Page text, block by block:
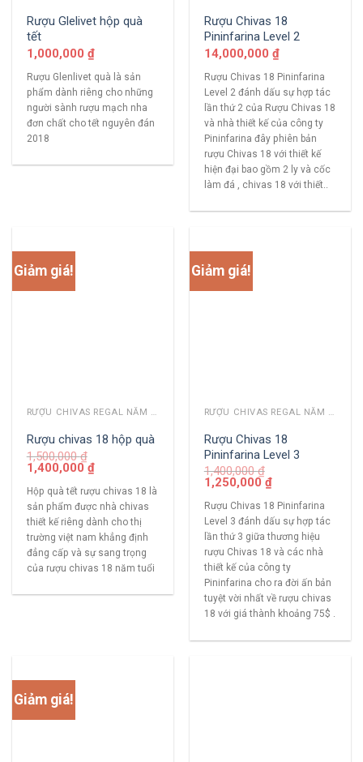
Rượu Glelivet hộp quà
tết
1,000,000 ₫
Rượu Glenlivet quà là sản
phẩm dành riêng cho những
người sành rượu mạch nha
đơn chất cho tết nguyên đán
2018
Rượu Chivas 18
Pininfarina Level 2
14,000,000 ₫
Rượu Chivas 18 Pininfarina
Level 2 đánh dấu sự hợp tác
lần thứ 2 của Rượu Chivas 18
và nhà thiết kế của công ty
Pininfarina đây phiên bản
rượu Chivas 18 với thiết kế
hiện đại bao gồm 2 ly và cốc
làm đá , chivas 18 với thiết..
Giảm giá!
RƯỢU CHIVAS REGAL NĂM CŨ
Rượu chivas 18 hộp quà
1,500,000₫
1,400,000₫
Hộp quà tết rượu chivas 18 là
sản phẩm được nhà chivas
thiết kế riêng dành cho thị
trường việt nam khẳng định
đẳng cấp và sự sang trọng
của rượu chivas 18 năm tuổi
Giảm giá!
RƯỢU CHIVAS REGAL NĂM CŨ
Rượu Chivas 18
Pininfarina Level 3
1,400,000₫
1,250,000₫
Rượu Chivas 18 Pininfarina
Level 3 đánh dấu sự hợp tác
lần thứ 3 giữa thương hiệu
rượu Chivas 18 và các nhà
thiết kế của công ty
Pininfarina cho ra đời ấn bản
tuyệt vời nhất về rượu chivas
18 với giá thành khoảng 75$ .
Giảm giá!